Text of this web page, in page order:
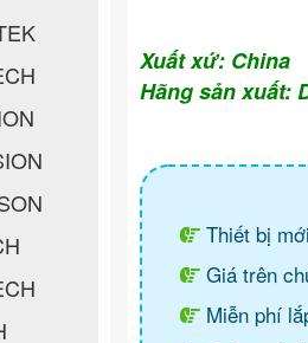
Xuất xứ: China
Hãng sản xuất:
Thiết bị
Giá trên
Miễn phí